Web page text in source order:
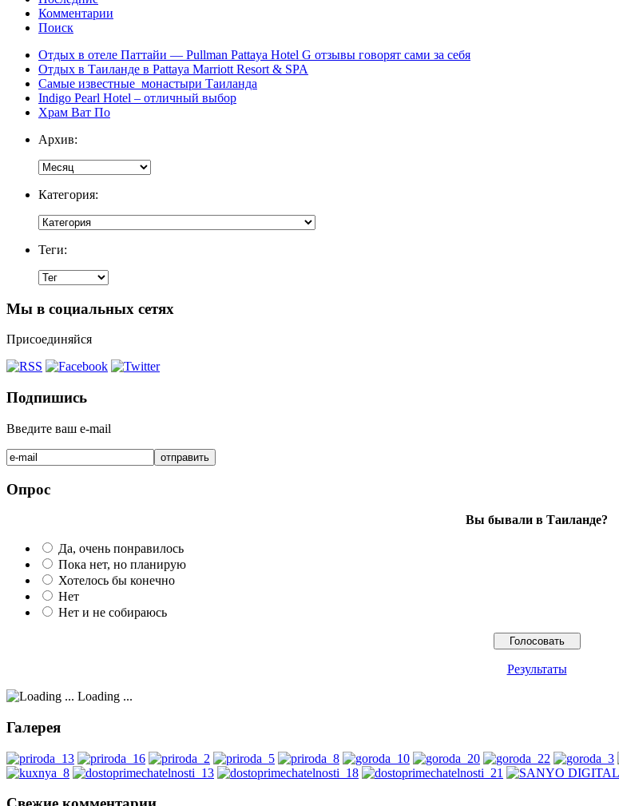
Комментарии
Поиск
Отдых в отеле Паттайи — Pullman Pattaya Hotel G отзывы говорят сами за себя
Отдых в Таиланде в Pattaya Marriott Resort & SPA
Самые известные монастыри Таиланда
Indigo Pearl Hotel – отличный выбор
Храм Ват По
Архив:
Категория:
Теги:
Мы в социальных сетях
Присоединяйся
Подпишись
Введите ваш e-mail
Опрос
Вы бывали в Таиланде?
Да, очень понравилось
Пока нет, но планирую
Хотелось бы конечно
Нет
Нет и не собираюсь
Результаты
Loading ...
Галерея